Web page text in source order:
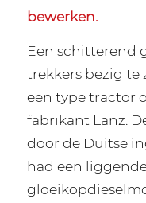
bewerken.
Een schitterend
trekkers bezig te
een type tractor
fabrikant Lanz.
door de Duitse
had een